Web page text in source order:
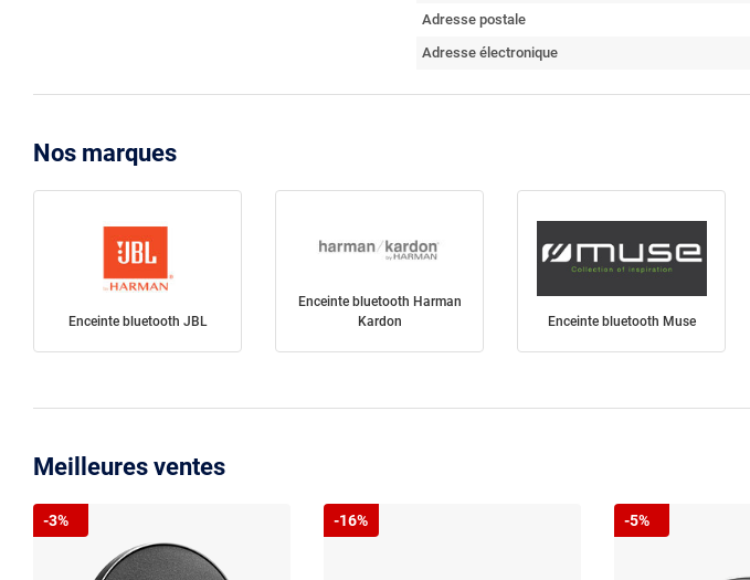
Adresse postale
Adresse électronique
Nos marques
Enceinte bluetooth JBL
Enceinte bluetooth Harman
Kardon
Enceinte bluetooth Muse
Meilleures ventes
-3% -16% -5%